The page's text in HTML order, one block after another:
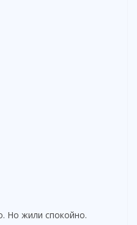
Но жили спокойно.